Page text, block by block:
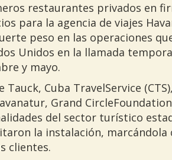
restaurantes privados en
para la agencia de viajes
peso en las operaciones
Unidos en la llamada
y mayo.
Cuba TravelService
Grand
del sector turístico
la instalación, marcándola
clientes.